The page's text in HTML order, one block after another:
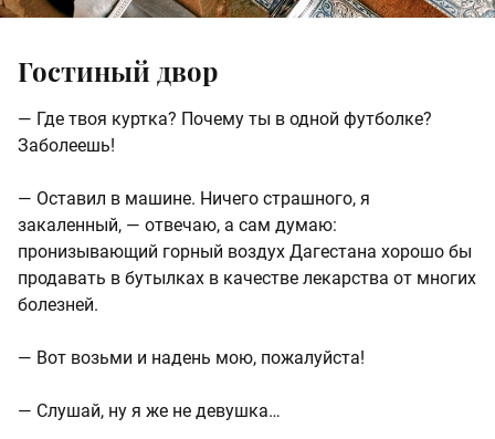
Гостиный двор
— Где твоя куртка? Почему ты в одной футболке?
Заболеешь!
— Оставил в машине. Ничего страшного, я
закаленный, — отвечаю, а сам думаю:
пронизывающий горный воздух Дагестана хорошо бы
продавать в бутылках в качестве лекарства от многих
болезней.
— Вот возьми и надень мою, пожалуйста!
— Слушай, ну я же не девушка…